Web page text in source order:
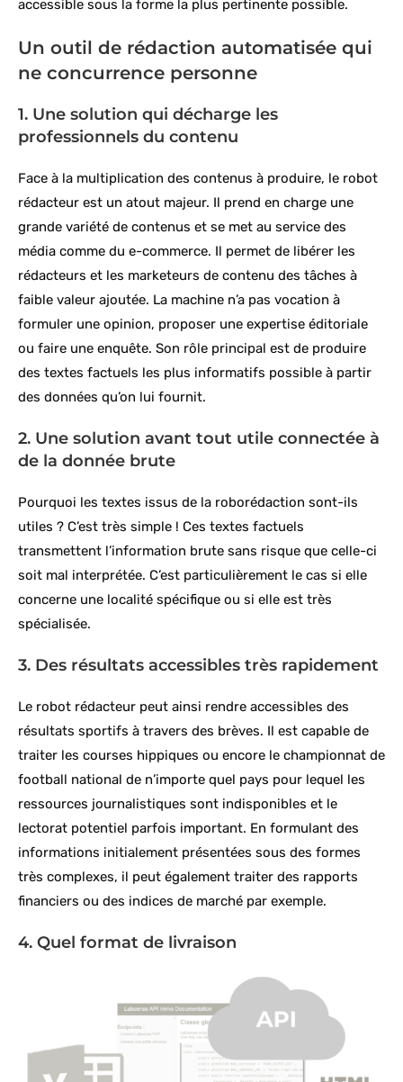
accessible sous la forme la plus pertinente possible.
Un outil de rédaction automatisée qui
ne concurrence personne
1. Une solution qui décharge les
professionnels du contenu
Face à la multiplication des contenus à produire, le robot
rédacteur est un atout majeur. Il prend en charge une
grande variété de contenus et se met au service des
média comme du e-commerce. Il permet de libérer les
rédacteurs et les marketeurs de contenu des tâches à
faible valeur ajoutée. La machine n’a pas vocation à
formuler une opinion, proposer une expertise éditoriale
ou faire une enquête. Son rôle principal est de produire
des textes factuels les plus informatifs possible à partir
des données qu’on lui fournit.
2. Une solution avant tout utile connectée à
de la donnée brute
Pourquoi les textes issus de la roborédaction sont-ils
utiles ? C’est très simple ! Ces textes factuels
transmettent l’information brute sans risque que celle-ci
soit mal interprétée. C’est particulièrement le cas si elle
concerne une localité spécifique ou si elle est très
spécialisée.
3. Des résultats accessibles très rapidement
Le robot rédacteur peut ainsi rendre accessibles des
résultats sportifs à travers des brèves. Il est capable de
traiter les courses hippiques ou encore le championnat de
football national de n’importe quel pays pour lequel les
ressources journalistiques sont indisponibles et le
lectorat potentiel parfois important. En formulant des
informations initialement présentées sous des formes
très complexes, il peut également traiter des rapports
financiers ou des indices de marché par exemple.
4. Quel format de livraison